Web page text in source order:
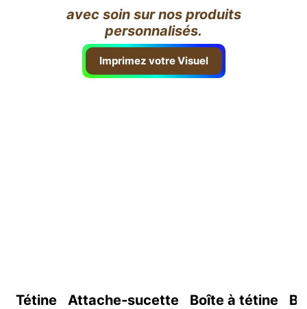
avec soin sur nos produits
personnalisés.
Imprimez votre Visuel
Tétine Attache-sucette Boîte à tétine